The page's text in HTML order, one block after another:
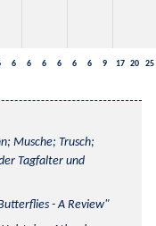
6 6 6 6 6 6 9 17 20 25
Musche; Trusch;
Tagfalter und
- A Review